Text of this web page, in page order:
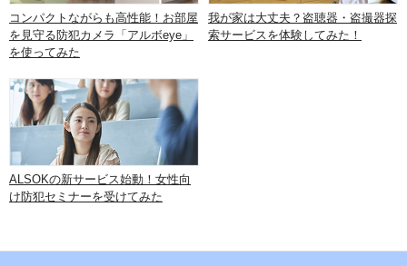
コンパクトながらも高性能！お部屋
を見守る防犯カメラ「アルボeye」
を使ってみた
我が家は大丈夫？盗聴器・盗撮器探
索サービスを体験してみた！
ALSOKの新サービス始動！女性向
け防犯セミナーを受けてみた